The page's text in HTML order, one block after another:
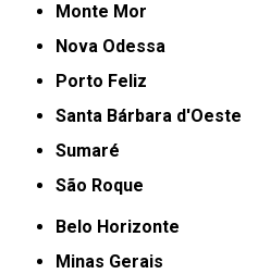
Monte Mor
Nova Odessa
Porto Feliz
Santa Bárbara d'Oeste
Sumaré
São Roque
Belo Horizonte
Minas Gerais